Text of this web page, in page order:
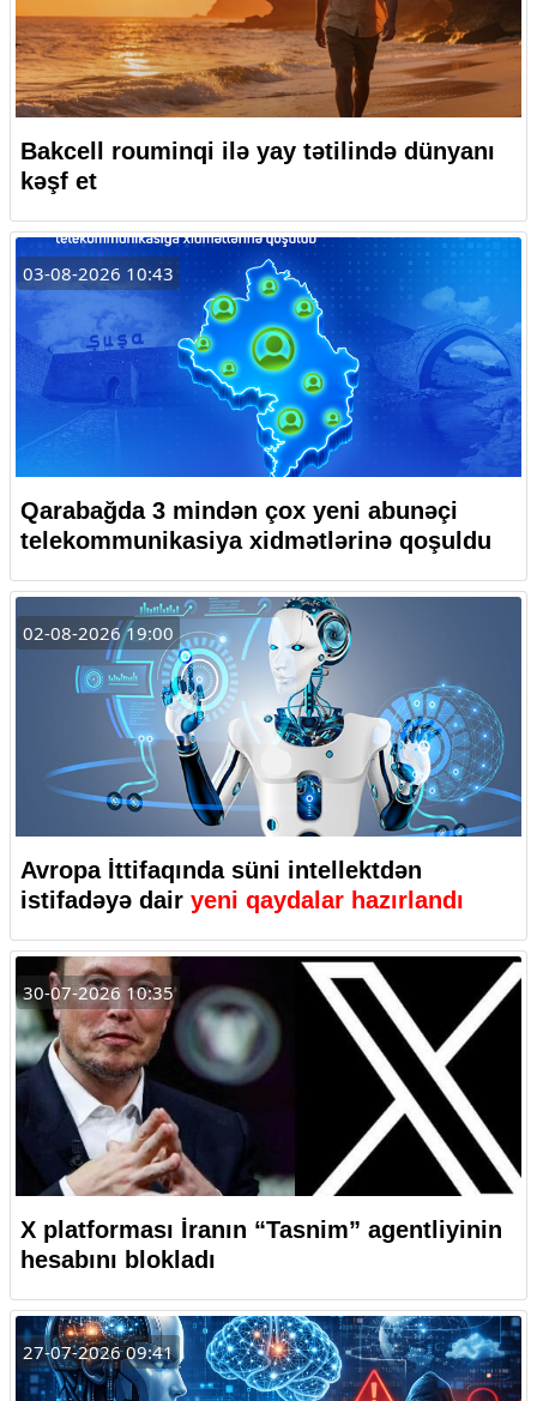
Bakcell rouminqi ilə yay tətilində dünyanı
kəşf et
03-08-2026 10:43
Qarabağda 3 mindən çox yeni abunəçi
telekommunikasiya xidmətlərinə qoşuldu
02-08-2026 19:00
Avropa İttifaqında süni intellektdən
istifadəyə dair yeni qaydalar hazırlandı
30-07-2026 10:35
X platforması İranın “Tasnim” agentliyinin
hesabını blokladı
27-07-2026 09:41